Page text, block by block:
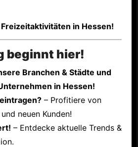
in Hessen!
beginnt hier!
Branchen & Städte und
in Hessen!
– Profitiere von
neuen Kunden!
– Entdecke aktuelle Trends &